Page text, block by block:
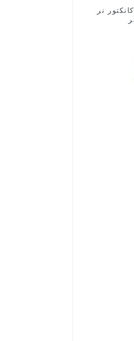
کانکتور نر BTB با سرعت انتقال بالا 0.5